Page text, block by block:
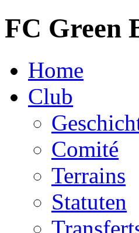
FC Green
Home
Club
Comité
Terrains
Statuten